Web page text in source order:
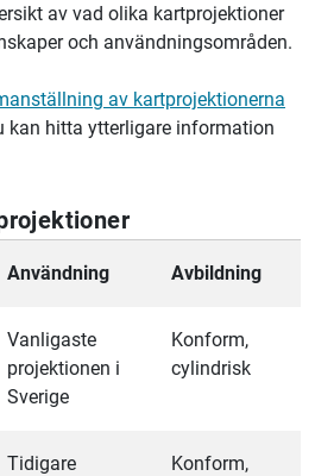
av vad olika kartprojektioner
och användningsområden.
av kartprojektionerna
kan hitta ytterligare information
Användning Avbildning
Vanligaste
projektionen i
Sverige
Konform,
cylindrisk
Tidigare
Konform,